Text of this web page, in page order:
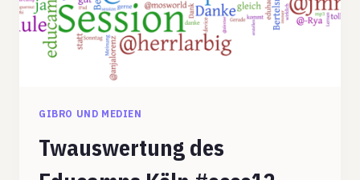
GIBRO UND MEDIEN
Twauswertung des